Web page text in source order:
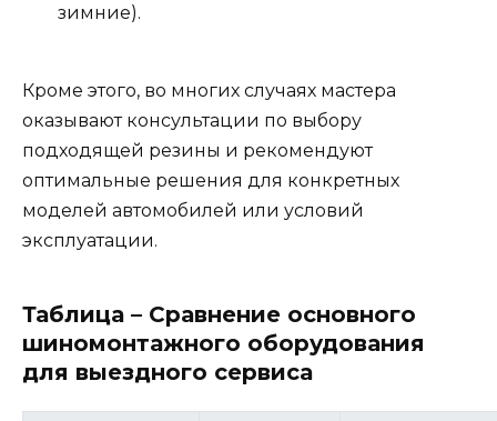
зимние).
Кроме этого, во многих случаях мастера
оказывают консультации по выбору
подходящей резины и рекомендуют
оптимальные решения для конкретных
моделей автомобилей или условий
эксплуатации.
Таблица – Сравнение основного
шиномонтажного оборудования
для выездного сервиса